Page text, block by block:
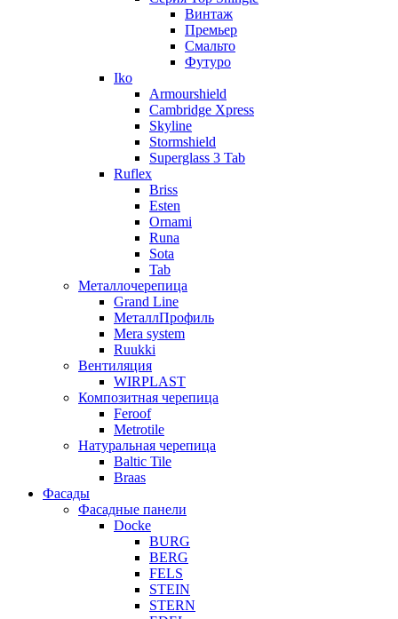
Винтаж
Премьер
Смальто
Футуро
Iko
Armourshield
Cambridge Xpress
Skyline
Stormshield
Superglass 3 Tab
Ruflex
Briss
Esten
Ornami
Runa
Sota
Tab
Металлочерепица
Grand Line
МеталлПрофиль
Mera system
Ruukki
Вентиляция
WIRPLAST
Композитная черепица
Feroof
Metrotile
Натуральная черепица
Baltic Tile
Braas
Фасады
Фасадные панели
Docke
BURG
BERG
FELS
STEIN
STERN